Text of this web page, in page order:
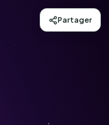
Partager